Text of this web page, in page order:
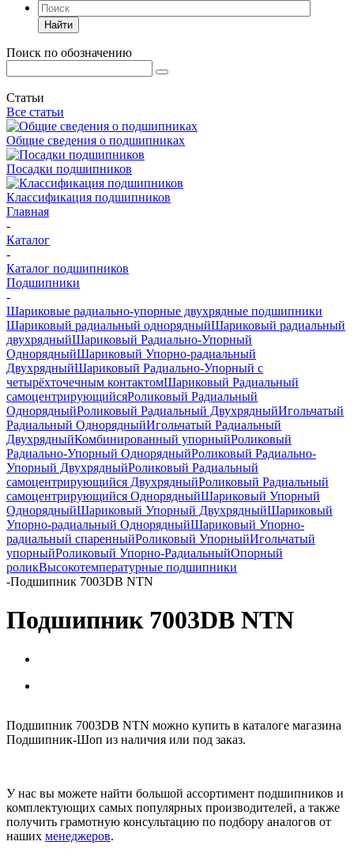
Найти
Поиск по обозначению
Статьи
Все статьи
Общие сведения о подшипниках
Посадки подшипников
Классификация подшипников
Главная
-
Каталог
-
Каталог подшипников
Подшипники
-
Шариковые радиально-упорные двухрядные подшипники
Шариковый радиальный однорядныйШариковый радиальный
двухрядныйШариковый Радиально-Упорный
ОднорядныйШариковый Упорно-радиальный
ДвухрядныйШариковый Радиально-Упорный с
четырёхточечным контактомШариковый Радиальный
самоцентрирующийсяРоликовый Радиальный
ОднорядныйРоликовый Радиальный ДвухрядныйИгольчатый
Радиальный ОднорядныйИгольчатый Радиальный
ДвухрядныйКомбинированный упорныйРоликовый
Радиально-Упорный ОднорядныйРоликовый Радиально-
Упорный ДвухрядныйРоликовый Радиальный
самоцентрирующийся ДвухрядныйРоликовый Радиальный
самоцентрирующийся ОднорядныйШариковый Упорный
ОднорядныйШариковый Упорный ДвухрядныйШариковый
Упорно-радиальный ОднорядныйШариковый Упорно-
радиальный спаренныйРоликовый УпорныйИгольчатый
упорныйРоликовый Упорно-РадиальныйОпорный
роликВысокотемпературные подшипники
-Подшипник 7003DB NTN
Подшипник 7003DB NTN
Подшипник 7003DB NTN можно купить в каталоге магазина
Подшипник-Шоп из наличия или под заказ.
У нас вы можете найти большой ассортимент подшипников и
комплектующих самых популярных производителей, а также
получить грамотную консультацию по подбору аналогов от
наших менеджеров.